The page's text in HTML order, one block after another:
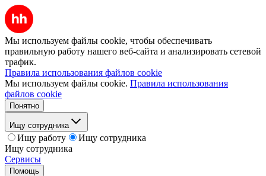
Мы используем файлы cookie, чтобы обеспечивать
правильную работу нашего веб-сайта и анализировать сетевой
трафик.
Правила использования файлов cookie
Мы используем файлы cookie. Правила использования
файлов cookie
Понятно
Ищу сотрудника
Ищу работу
Ищу сотрудника
Ищу сотрудника
Сервисы
Помощь